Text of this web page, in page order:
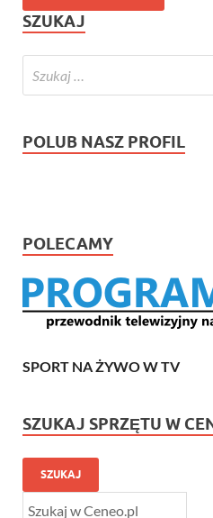
SZUKAJ
POLUB NASZ PROFIL
POLECAMY
SPORT NA ŻYWO W TV
SZUKAJ SPRZĘTU W
SZUKAJ